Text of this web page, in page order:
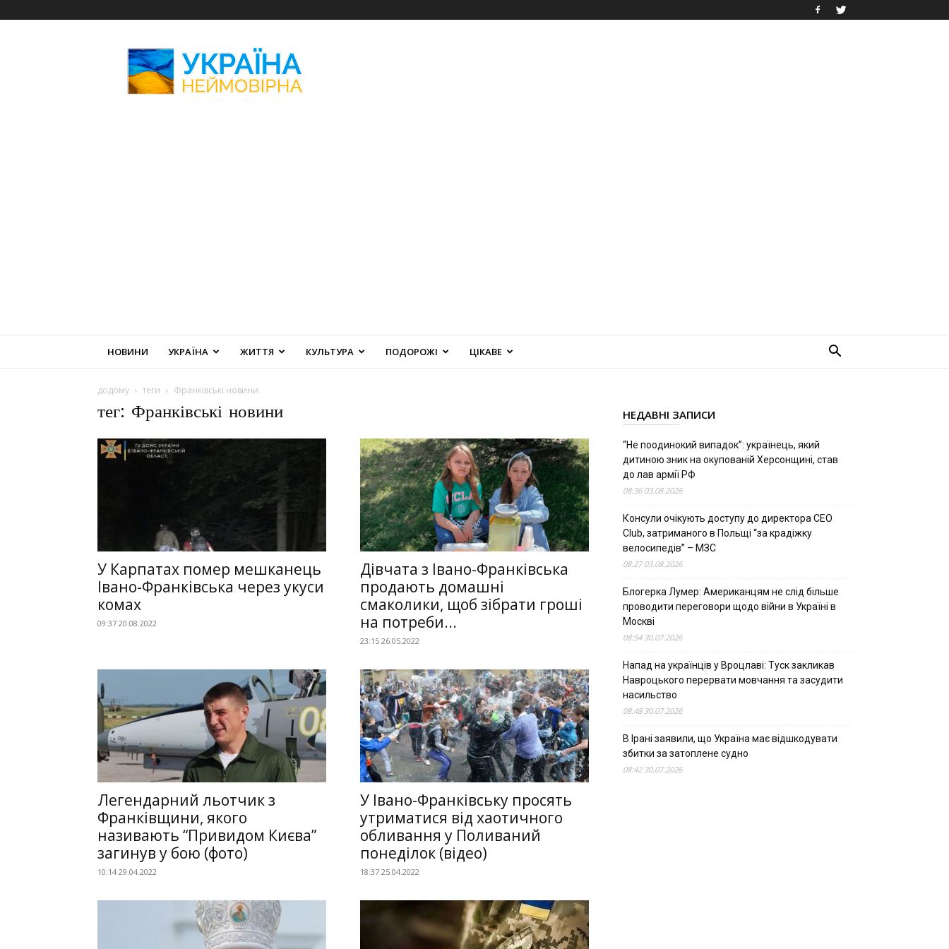
Неймовірна
НОВИНИ УКРАЇНА ЖИТТЯ КУЛЬТУРА ПОДОРОЖІ ЦІКАВЕ
додому теги Франківські новини
тег: Франківські новини
У Карпатах помер мешканець
Івано-Франківська через укуси
комах
09:37 20.08.2022
Дівчата з Івано-Франківська
продають домашні
смаколики, щоб зібрати гроші
на потреби...
23:15 26.05.2022
Легендарний льотчик з
Франківщини, якого
називають “Привидом Києва”
загинув у бою (фото)
10:14 29.04.2022
У Івано-Франківську просять
утриматися від хаотичного
обливання у Поливаний
понеділок (відео)
18:37 25.04.2022
НЕДАВНІ ЗАПИСИ
“Не поодинокий випадок”: українець, який
дитиною зник на окупованій Херсонщині, став
до лав армії РФ
08:36 03.08.2026
Консули очікують доступу до директора CEO
Club, затриманого в Польщі “за крадіжку
велосипедів” – МЗС
08:27 03.08.2026
Блогерка Лумер: Американцям не слід більше
проводити переговори щодо війни в Україні в
Москві
08:54 30.07.2026
Напад на українців у Вроцлаві: Туск закликав
Навроцького перервати мовчання та засудити
насильство
08:48 30.07.2026
В Ірані заявили, що Україна має відшкодувати
збитки за затоплене судно
08:42 30.07.2026